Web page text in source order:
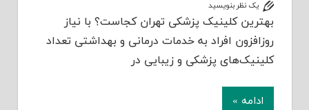
یک نظر بنویسید
بهترین کلینیک پزشکی تهران کجاست؟ با نیاز
روزافزون افراد به خدمات درمانی و بهداشتی تعداد
کلینیک‌های پزشکی و زیبایی در
ادامه »